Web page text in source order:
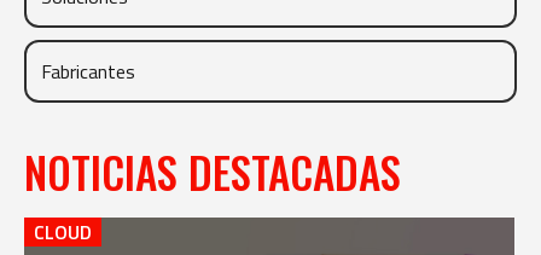
NOTICIAS DESTACADAS
CLOUD